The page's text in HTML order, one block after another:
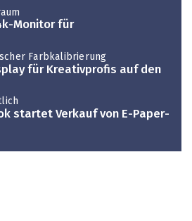
Monitor für
Farbkalibrierung
für Kreativprofis auf den
startet Verkauf von E-Paper-